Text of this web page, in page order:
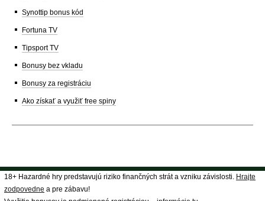
Synottip bonus kód
Fortuna TV
Tipsport TV
Bonusy bez vkladu
Bonusy za registráciu
Ako získať a využiť free spiny
18+ Hazardné hry predstavujú riziko finančných strát a vzniku závislosti. Hrajte
zodpovedne a pre zábavu!